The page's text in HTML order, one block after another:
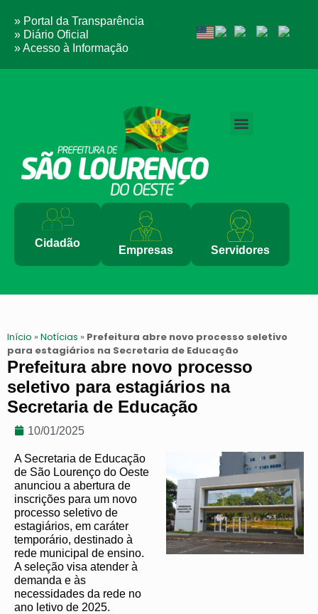
» Portal da Transparência
» Diário Oficial
» Acesso à Informação
Cidadão
Empresas Servidores
Início » Notícias » Prefeitura abre novo processo seletivo
para estagiários na Secretaria de Educação
Prefeitura abre novo processo
seletivo para estagiários na
Secretaria de Educação
10/01/2025
A Secretaria de Educação
de São Lourenço do Oeste
anunciou a abertura de
inscrições para um novo
processo seletivo de
estagiários, em caráter
temporário, destinado à
rede municipal de ensino.
A seleção visa atender à
demanda e às
necessidades da rede no
ano letivo de 2025.